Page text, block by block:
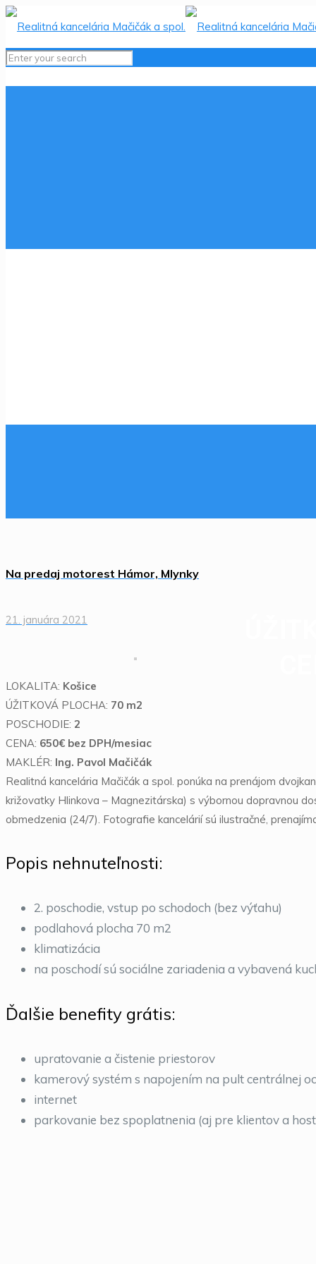
Na predaj motorest Hámor, Mlynky
21. januára 2021
LOKALITA: Košice
ÚŽITKOVÁ PLOCHA: 70 m2
POSCHODIE: 2
CENA: 650€ bez DPH/mesiac
MAKLÉR: Ing. Pavol Mačičák
Realitná kancelária Mačičák a spol. ponúka na prenájom
križovatky Hlinkova – Magnezitárska) s výbornou dopravnou
obmedzenia (24/7). Fotografie kancelárií sú ilustračné,
Popis nehnuteľnosti:
2. poschodie, vstup po schodoch (bez výťahu)
podlahová plocha 70 m2
klimatizácia
na poschodí sú sociálne zariadenia a vybavená
Ďalšie benefity grátis:
upratovanie a čistenie priestorov
kamerový systém s napojením na pult centrálnej
internet
parkovanie bez spoplatnenia (aj pre klientov a